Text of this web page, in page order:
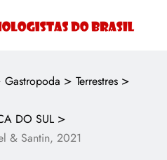
Gastropoda > Terrestres >
DO SUL >
& Santin, 2021